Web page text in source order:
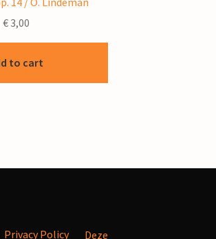
€3,00
to cart
Privacy Policy Deze